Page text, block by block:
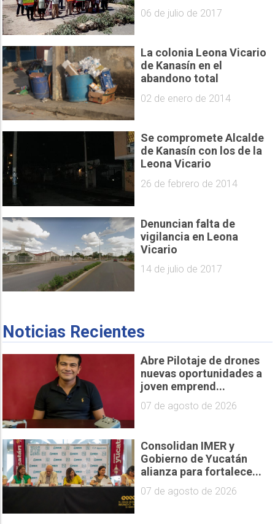
06 de julio de 2017
La colonia Leona Vicario
de Kanasín en el
abandono total
02 de enero de 2014
Se compromete Alcalde
de Kanasín con los de la
Leona Vicario
26 de febrero de 2014
Denuncian falta de
vigilancia en Leona
Vicario
14 de julio de 2017
Noticias Recientes
Abre Pilotaje de drones
nuevas oportunidades a
joven emprend...
07 de agosto de 2026
Consolidan IMER y
Gobierno de Yucatán
alianza para fortalece...
07 de agosto de 2026